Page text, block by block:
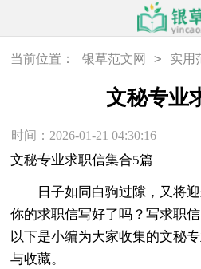
当前位置： 银草范文网 > 实用
文秘专业
时间：2026-01-21 04:30:16
文秘专业求职信集合5篇
日子如同白驹过隙，又将迎
你的求职信写好了吗？写求职
以下是小编为大家收集的文秘
与收藏。